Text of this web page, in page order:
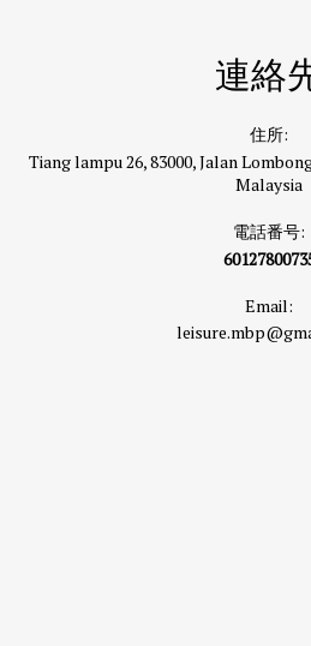
連絡
住所:
Tiang lampu 26, 83000, Jalan
Malaysia
電話番号:
Email: